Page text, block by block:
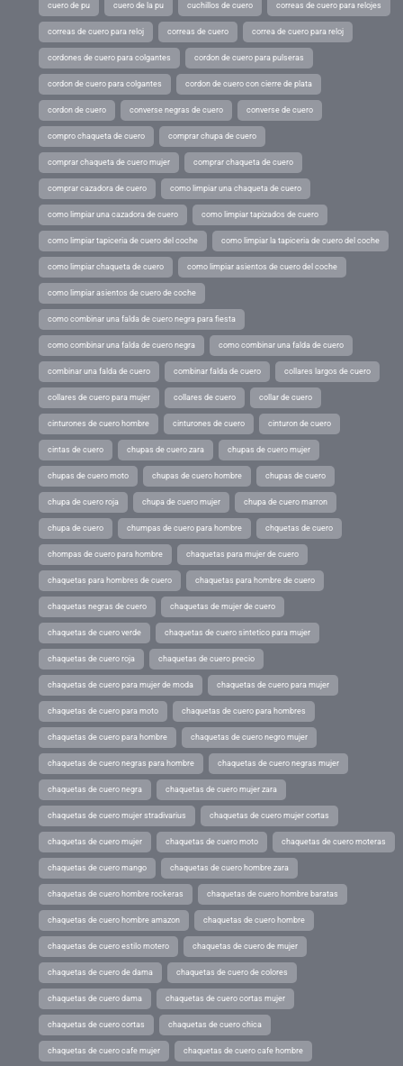
cuero de pu cuero de la pu cuchillos de cuero correas de cuero para relojes
correas de cuero para reloj correas de cuero correa de cuero para reloj
cordones de cuero para colgantes cordon de cuero para pulseras
cordon de cuero para colgantes cordon de cuero con cierre de plata
cordon de cuero converse negras de cuero converse de cuero
compro chaqueta de cuero comprar chupa de cuero
comprar chaqueta de cuero mujer comprar chaqueta de cuero
comprar cazadora de cuero como limpiar una chaqueta de cuero
como limpiar una cazadora de cuero como limpiar tapizados de cuero
como limpiar tapiceria de cuero del coche como limpiar la tapiceria de cuero del coche
como limpiar chaqueta de cuero como limpiar asientos de cuero del coche
como limpiar asientos de cuero de coche
como combinar una falda de cuero negra para fiesta
como combinar una falda de cuero negra como combinar una falda de cuero
combinar una falda de cuero combinar falda de cuero collares largos de cuero
collares de cuero para mujer collares de cuero collar de cuero
cinturones de cuero hombre cinturones de cuero cinturon de cuero
cintas de cuero chupas de cuero zara chupas de cuero mujer
chupas de cuero moto chupas de cuero hombre chupas de cuero
chupa de cuero roja chupa de cuero mujer chupa de cuero marron
chupa de cuero chumpas de cuero para hombre chquetas de cuero
chompas de cuero para hombre chaquetas para mujer de cuero
chaquetas para hombres de cuero chaquetas para hombre de cuero
chaquetas negras de cuero chaquetas de mujer de cuero
chaquetas de cuero verde chaquetas de cuero sintetico para mujer
chaquetas de cuero roja chaquetas de cuero precio
chaquetas de cuero para mujer de moda chaquetas de cuero para mujer
chaquetas de cuero para moto chaquetas de cuero para hombres
chaquetas de cuero para hombre chaquetas de cuero negro mujer
chaquetas de cuero negras para hombre chaquetas de cuero negras mujer
chaquetas de cuero negra chaquetas de cuero mujer zara
chaquetas de cuero mujer stradivarius chaquetas de cuero mujer cortas
chaquetas de cuero mujer chaquetas de cuero moto chaquetas de cuero moteras
chaquetas de cuero mango chaquetas de cuero hombre zara
chaquetas de cuero hombre rockeras chaquetas de cuero hombre baratas
chaquetas de cuero hombre amazon chaquetas de cuero hombre
chaquetas de cuero estilo motero chaquetas de cuero de mujer
chaquetas de cuero de dama chaquetas de cuero de colores
chaquetas de cuero dama chaquetas de cuero cortas mujer
chaquetas de cuero cortas chaquetas de cuero chica
chaquetas de cuero cafe mujer chaquetas de cuero cafe hombre